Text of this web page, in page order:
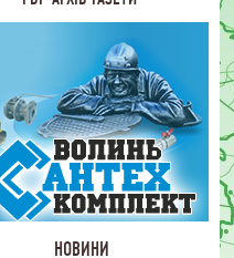
НОВИНИ